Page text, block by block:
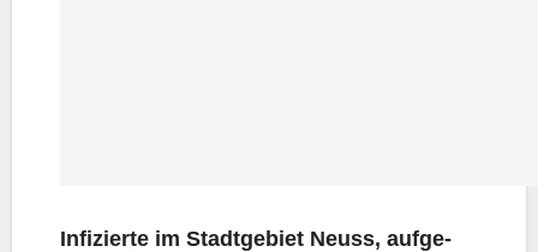
Infi­zier­te im Stadt­ge­biet Neuss, auf­ge­